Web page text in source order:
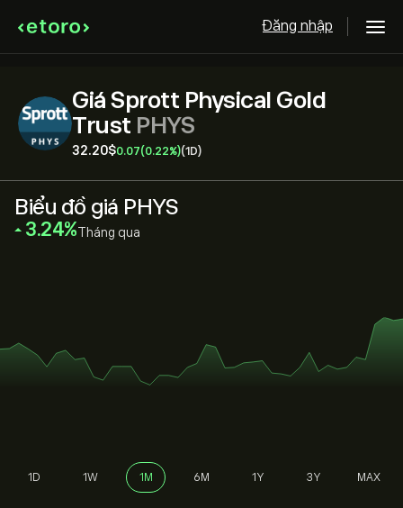
Đăng nhập
Giá Sprott Physical Gold
Trust PHYS
32.20‎$‎0.07(0.22%)(1D)
Biểu đồ giá PHYS
‎3.24‎ Tháng qua
1D 1W 1M 6M 1Y 3Y MAX